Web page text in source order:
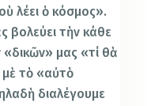
λέει ὁ κόσμος».
βολεύει τὴν κάθε
μας «τί θὰ
μὲ τὸ «αὐτὸ
διαλέγουμε